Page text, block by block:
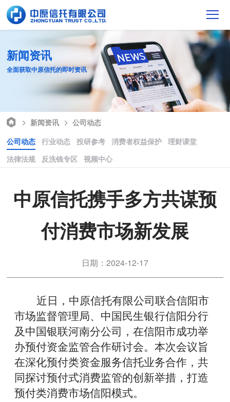
新闻资讯
全面获取中原信托的即时资讯
新闻资讯
公司动态
公司动态
行业动态 投研参考 消费者权益保护
理财课堂
法律法规
反洗钱专区 视频中心
中原信托携手多方共谋预
付消费市场新发展
日期：2024-12-17
近日，中原信托有限公司联合信阳市
市场监督管理局、中国民生银行信阳分行
及中国银联河南分公司，在信阳市成功举
办预付资金监管合作研讨会。本次会议旨
在深化预付类资金服务信托业务合作，共
同探讨预付式消费监管的创新举措，打造
预付类消费市场信阳模式。